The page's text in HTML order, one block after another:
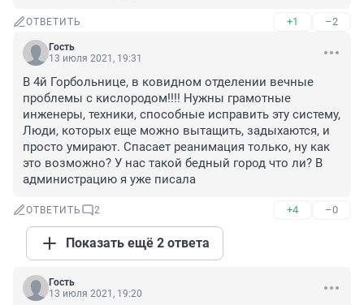
ОТВЕТИТЬ +1 –2
Гость
13 июля 2021, 19:31
В 4й Горбольнице, в ковидном отделении вечные
проблемы с кислородом!!!! Нужны грамотные
инженеры, техники, способные исправить эту систему,
Люди, которых еще можно вытащить, задыхаются, и
просто умирают. Спасает реанимация только, ну как
это возможно? У нас такой бедный город что ли? В
администрацию я уже писала
ОТВЕТИТЬ 2 +4 –0
Показать ещё 2 ответа
Гость
13 июля 2021, 19:20